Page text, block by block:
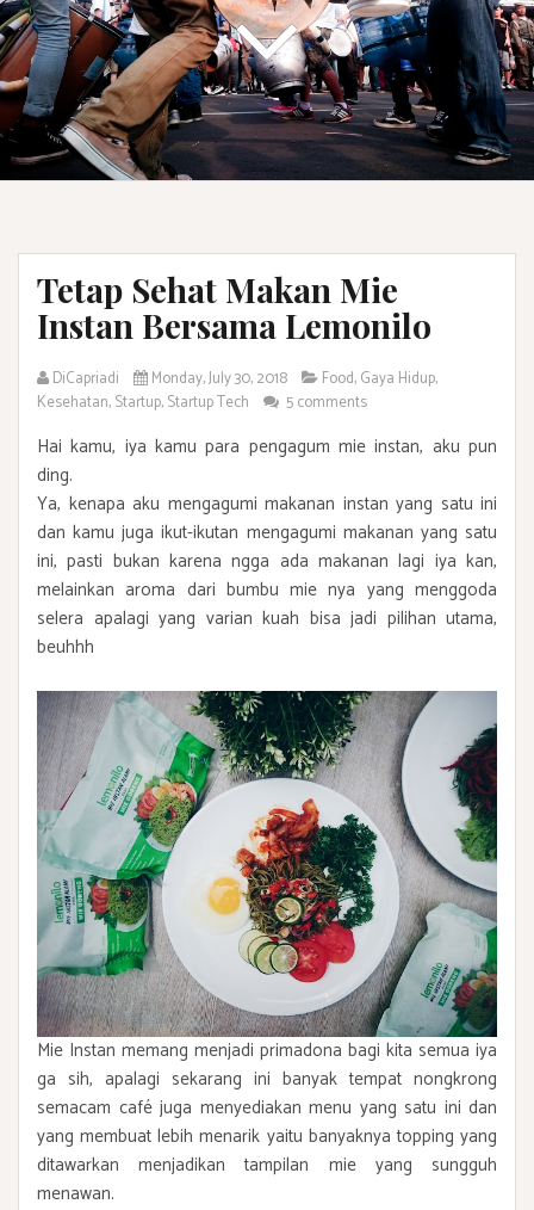
Tetap Sehat Makan Mie
Instan Bersama Lemonilo
DiCapriadi Monday, July 30, 2018 Food,Gaya Hidup,
Kesehatan,Startup,Startup Tech 5 comments
Hai kamu, iya kamu para pengagum mie instan, aku pun
ding.
Ya, kenapa aku mengagumi makanan instan yang satu ini
dan kamu juga ikut-ikutan mengagumi makanan yang satu
ini, pasti bukan karena ngga ada makanan lagi iya kan,
melainkan aroma dari bumbu mie nya yang menggoda
selera apalagi yang varian kuah bisa jadi pilihan utama,
beuhhh
Mie Instan memang menjadi primadona bagi kita semua iya
ga sih, apalagi sekarang ini banyak tempat nongkrong
semacam café juga menyediakan menu yang satu ini dan
yang membuat lebih menarik yaitu banyaknya topping yang
ditawarkan menjadikan tampilan mie yang sungguh
menawan.